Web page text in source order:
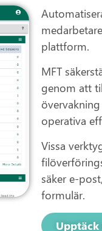
plattform.
MFT
genom att
operativa
Vissa
säker e-
formulär.
Upptäck